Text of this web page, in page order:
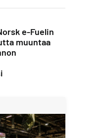
e-Fuelin
muuntaa